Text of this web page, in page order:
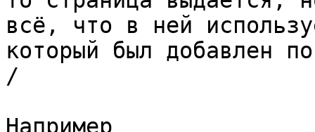
всё, что в ней
который был добавлен
/
Например